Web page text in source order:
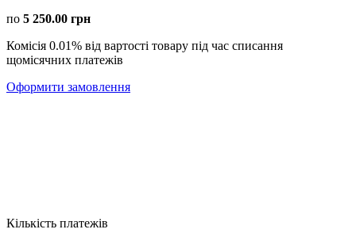
по 5 250.00 грн
Комісія 0.01% від вартості товару під час списання
щомісячних платежів
Оформити замовлення
Кількість платежів